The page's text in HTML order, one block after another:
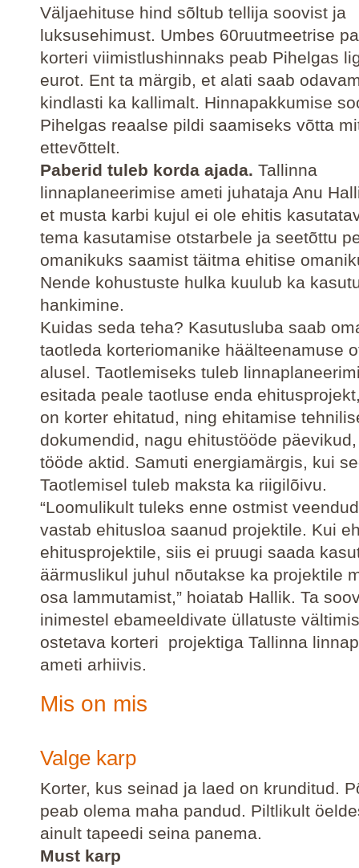
Väljaehituse hind sõltub tellija soovist ja
luksusehimust. Umbes 60ruutmeetrise
korteri viimistlushinnaks peab Pihelgas
eurot. Ent ta märgib, et alati saab
kindlasti ka kallimalt. Hinnapakkumise
Pihelgas reaalse pildi saamiseks võtta
ettevõttelt.
Paberid tuleb korda ajada. Tallinna
linnaplaneerimise ameti juhataja Anu
et musta karbi kujul ei ole ehitis
tema kasutamise otstarbele ja seetõttu
omanikuks saamist täitma ehitise
Nende kohustuste hulka kuulub ka
hankimine.
Kuidas seda teha? Kasutusluba saab
taotleda korteriomanike häälteenamuse
alusel. Taotlemiseks tuleb
esitada peale taotluse enda
on korter ehitatud, ning ehitamise
dokumendid, nagu ehitustööde
tööde aktid. Samuti energiamärgis, kui
Taotlemisel tuleb maksta ka riigilõivu.
“Loomulikult tuleks enne ostmist
vastab ehitusloa saanud projektile. Kui
ehitusprojektile, siis ei pruugi saada
äärmuslikul juhul nõutakse ka projektile
osa lammutamist,” hoiatab Hallik. Ta
inimestel ebameeldivate üllatuste
ostetava korteri projektiga Tallinna
ameti arhiivis.
Mis on mis
Valge karp
Korter, kus seinad ja laed on krunditud.
peab olema maha pandud. Piltlikult
ainult tapeedi seina panema.
Must karp